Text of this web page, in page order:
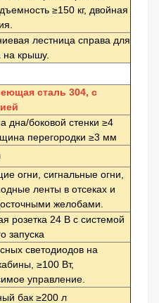
≥150 кг, двойная
лестница справа для
на крышу.
сталь 304, с
дна/боковой стенки ≥4
перегородки ≥3 мм
огни, сигнальные огни,
ленты в отсеках и
желобами.
розетка 24 В с системой
запуска
светодиодов на
≥100 Вт,
управление.
бак ≥200 л